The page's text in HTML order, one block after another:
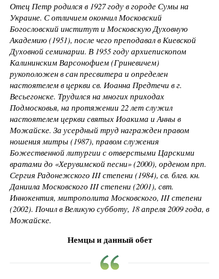
Отец Петр родился в 1927 году в городе Сумы на
Украине. С отличием окончил Московский
Богословский институт и Московскую Духовную
Академию (1951), после чего преподавал в Киевской
Духовной семинарии. В 1955 году архиепископом
Калининским Варсонофием (Гриневичем)
рукоположен в сан пресвитера и определен
настоятелем в церкви св. Иоанна Предтечи в г.
Весьегонске. Трудился на многих приходах
Подмосковья, на протяжении 22 лет служил
настоятелем церкви святых Иоакима и Анны в
Можайске. За усердный труд награжден правом
ношения митры (1987), правом служения
Божественной литургии с отверстыми Царскими
вратами до «Херувимской песни» (2000), орденом прп.
Сергия Радонежского III степени (1984), св. блгв. кн.
Даниила Московского III степени (2001), свт.
Иннокентия, митрополита Московского, III степени
(2002). Почил в Великую субботу, 18 апреля 2009 года, в
Можайске.
Немцы и данный обет